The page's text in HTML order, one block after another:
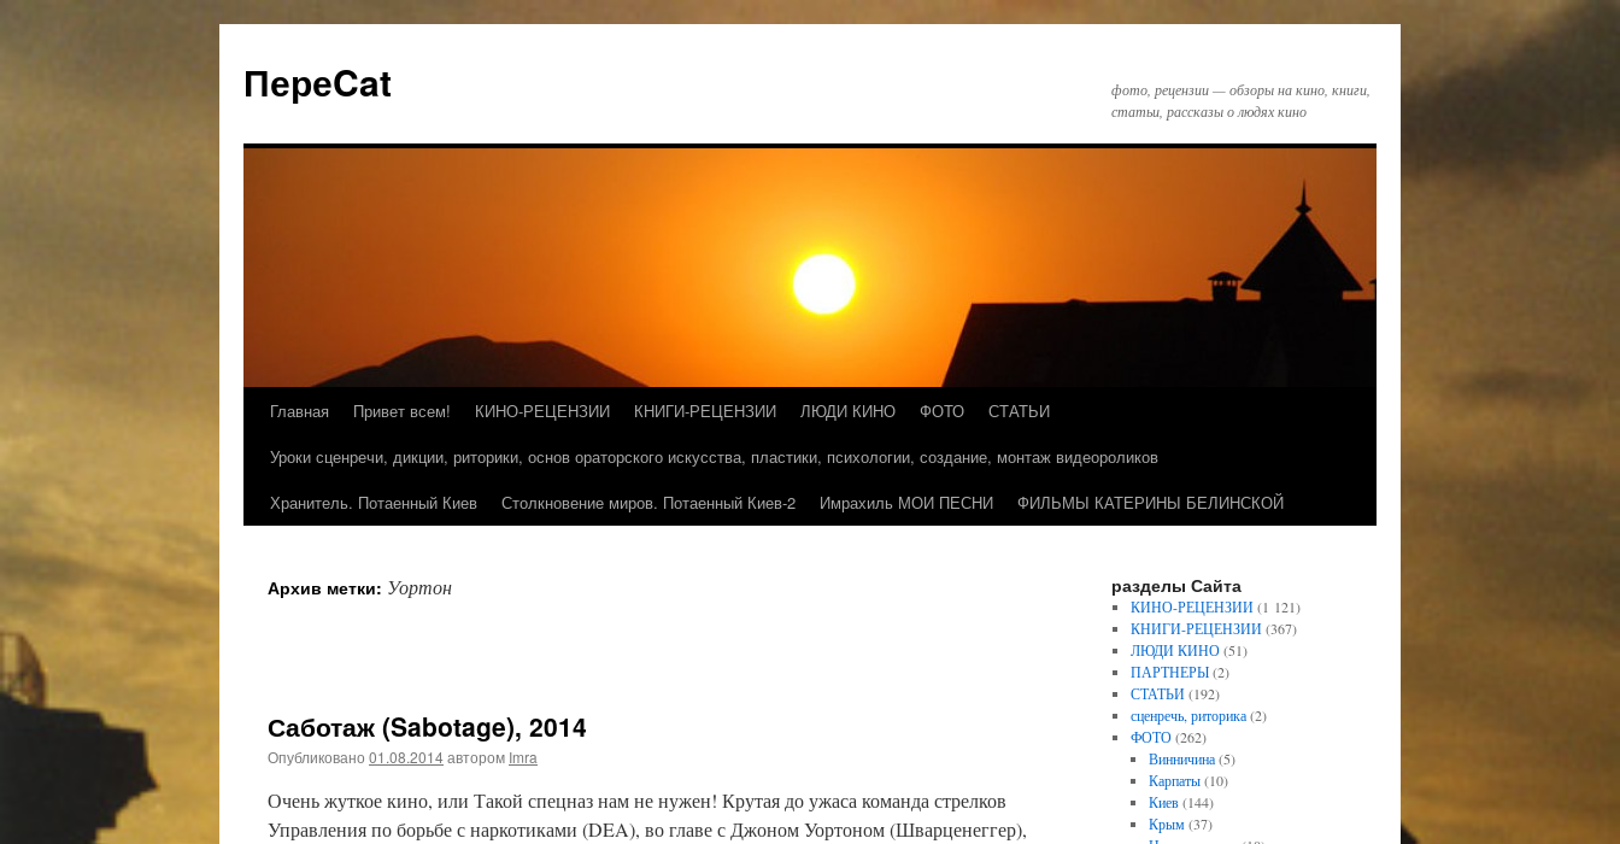
ПереCat
фото, рецензии — обзоры на кино, книги,
статьи, рассказы о людях кино
Главная Привет всем! КИНО-РЕЦЕНЗИИ КНИГИ-РЕЦЕНЗИИ ЛЮДИ КИНО ФОТО
СТАТЬИ
Уроки сценречи, дикции, риторики, основ ораторского искусства, пластики, психологии, создание, монтаж видеороликов
Хранитель. Потаенный Киев
Столкновение миров. Потаенный Киев-2 Имрахиль МОИ ПЕСНИ ФИЛЬМЫ КАТЕРИНЫ БЕЛИНСКОЙ
Архив метки: Уортон
Саботаж (Sabotage), 2014
Опубликовано 01.08.2014автором Imra
Очень жуткое кино, или Такой спецназ нам не нужен! Крутая до ужаса команда стрелков
Управления по борьбе с наркотиками (DEA), во главе с Джоном Уортоном (Шварценеггер),
разделы Сайта
КИНО-РЕЦЕНЗИИ(1 121)
КНИГИ-РЕЦЕНЗИИ(367)
ЛЮДИ КИНО(51)
ПАРТНЕРЫ(2)
СТАТЬИ(192)
сценречь, риторика(2)
ФОТО(262)
Винничина(5)
Карпаты(10)
Киев(144)
Крым(37)